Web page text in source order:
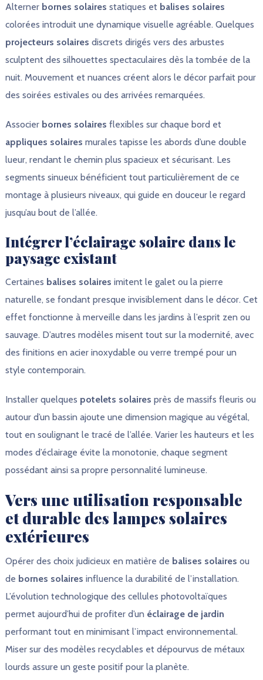
Alterner bornes solaires statiques et balises solaires
colorées introduit une dynamique visuelle agréable. Quelques
projecteurs solaires discrets dirigés vers des arbustes
sculptent des silhouettes spectaculaires dès la tombée de la
nuit. Mouvement et nuances créent alors le décor parfait pour
des soirées estivales ou des arrivées remarquées.
Associer bornes solaires flexibles sur chaque bord et
appliques solaires murales tapisse les abords d’une double
lueur, rendant le chemin plus spacieux et sécurisant. Les
segments sinueux bénéficient tout particulièrement de ce
montage à plusieurs niveaux, qui guide en douceur le regard
jusqu’au bout de l’allée.
Intégrer l’éclairage solaire dans le
paysage existant
Certaines balises solaires imitent le galet ou la pierre
naturelle, se fondant presque invisiblement dans le décor. Cet
effet fonctionne à merveille dans les jardins à l’esprit zen ou
sauvage. D’autres modèles misent tout sur la modernité, avec
des finitions en acier inoxydable ou verre trempé pour un
style contemporain.
Installer quelques potelets solaires près de massifs fleuris ou
autour d’un bassin ajoute une dimension magique au végétal,
tout en soulignant le tracé de l’allée. Varier les hauteurs et les
modes d’éclairage évite la monotonie, chaque segment
possédant ainsi sa propre personnalité lumineuse.
Vers une utilisation responsable
et durable des lampes solaires
extérieures
Opérer des choix judicieux en matière de balises solaires ou
de bornes solaires influence la durabilité de l’installation.
L’évolution technologique des cellules photovoltaïques
permet aujourd’hui de profiter d’un éclairage de jardin
performant tout en minimisant l’impact environnemental.
Miser sur des modèles recyclables et dépourvus de métaux
lourds assure un geste positif pour la planète.